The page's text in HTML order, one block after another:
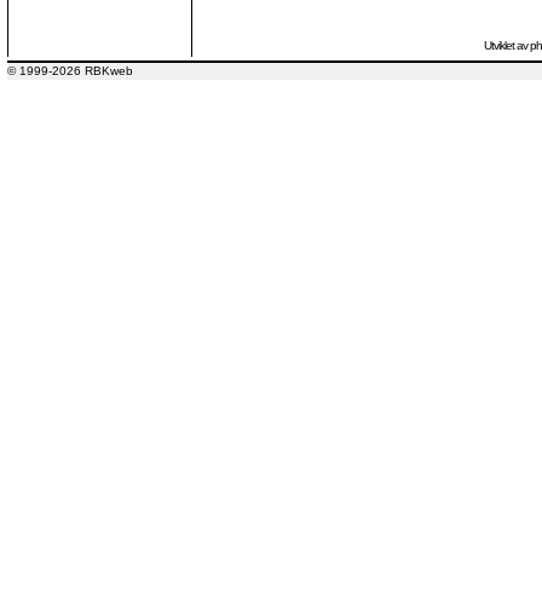
Utviklet av
© 1999-2026 RBKweb